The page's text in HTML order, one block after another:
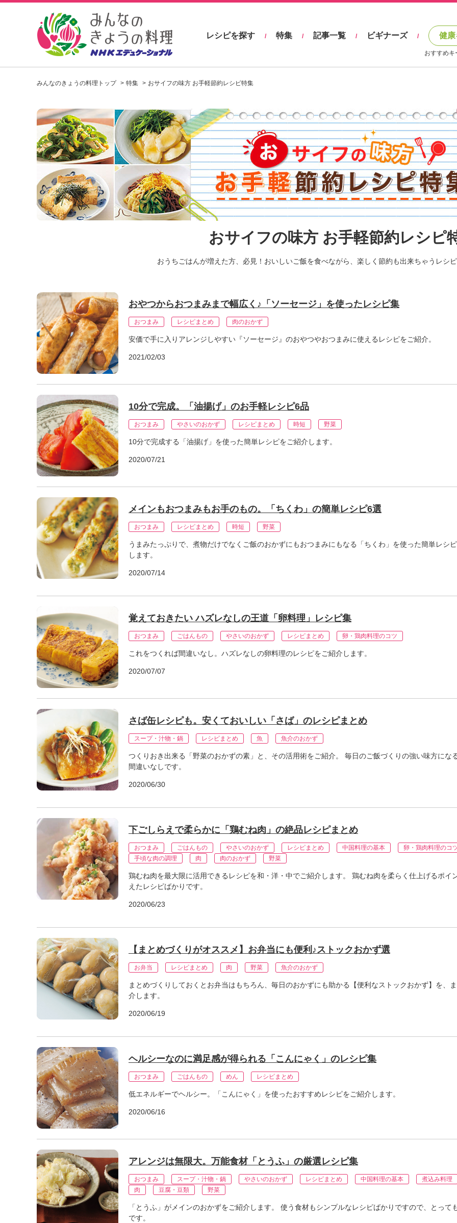
し
シ
ピ
を
見
つ
よ
う
。
N
ュ
シ
ョ
ナ
「
の
ょ
の
料
レシピを探す / 特集 / 記事一覧 / ビギナーズ / 健
おすすめキ
みんなのきょうの料理トップ 特集 おサイフの味方 お手軽節約レシピ特集
おサイフの味方 お手軽節約レシピ
おうちごはんが増えた方、必見！おいしいご飯を食べながら、楽しく節約も出来ちゃうレシピ
おやつからおつまみまで幅広く♪「ソーセージ」を使ったレシピ集
おつまみ レシピまとめ 肉のおかず
安価で手に入りアレンジしやすい『ソーセージ』のおやつやおつまみに使えるレシピをご紹介。
2021/02/03
10分で完成。「油揚げ」のお手軽レシピ6品
おつまみ やさいのおかず レシピまとめ 時短 野菜
10分で完成する「油揚げ」を使った簡単レシピをご紹介します。
2020/07/21
メインもおつまみもお手のもの。「ちくわ」の簡単レシピ6選
おつまみ レシピまとめ 時短 野菜
うまみたっぷりで、煮物だけでなくご飯のおかずにもおつまみにもなる「ちくわ」を使った簡単レシ
します。
2020/07/14
覚えておきたい ハズレなしの王道「卵料理」レシピ集
おつまみ ごはんもの やさいのおかず レシピまとめ 卵・鶏肉料理のコツ
これをつくれば間違いなし。ハズレなしの卵料理のレシピをご紹介します。
2020/07/07
さば缶レシピも。安くておいしい「さば」のレシピまとめ
スープ・汁物・鍋 レシピまとめ 魚 魚介のおかず
つくりおき出来る「野菜のおかずの素」と、その活用術をご紹介。 毎日のご飯づくりの強い味方になる
間違いなしです。
2020/06/30
下ごしらえで柔らかに「鶏むね肉」の絶品レシピまとめ
おつまみ ごはんもの やさいのおかず レシピまとめ 中国料理の基本
卵・鶏肉料理のコ
手頃な肉の調理
肉 肉のおかず 野菜
鶏むね肉を最大限に活用できるレシピを和・洋・中でご紹介します。 鶏むね肉を柔らく仕上げるポイ
えたレシピばかりです。
2020/06/23
【まとめづくりがオススメ】お弁当にも便利♪ストックおかず選
お弁当 レシピまとめ 肉 野菜 魚介のおかず
まとめづくりしておくとお弁当はもちろん、毎日のおかずにも助かる【便利なストックおかず】を、
介します。
2020/06/19
ヘルシーなのに満足感が得られる「こんにゃく」のレシピ集
おつまみ ごはんもの めん レシピまとめ
低エネルギーでヘルシー。「こんにゃく」を使ったおすすめレシピをご紹介します。
2020/06/16
アレンジは無限大。万能食材「とうふ」の厳選レシピ集
おつまみ スープ・汁物・鍋 やさいのおかず レシピまとめ 中国料理の基本
煮込み料理
肉
豆腐・豆類 野菜
「とうふ」がメインのおかずをご紹介します。 使う食材もシンプルなレシピばかりですので、とって
です。